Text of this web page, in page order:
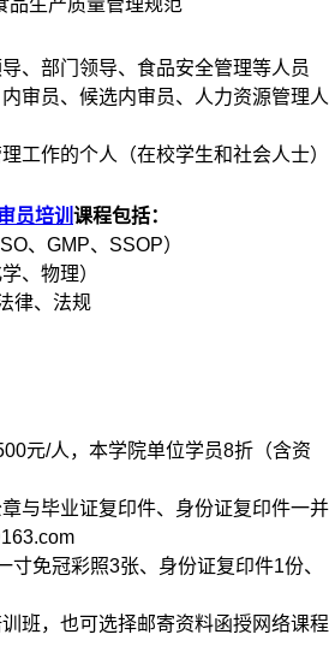
品生产质量管理规范
、部门领导、食品安全管理等人员
审员、候选内审员、人力资源管理人
工作的个人（在校学生和社会人士）
员培训 课程包括：
、GMP、SSOP）
、物理）
律、法规
元/人，本学院单位学员8折（含资
与毕业证复印件、身份证复印件一并
寸免冠彩照3张、身份证复印件1份、
班，也可选择邮寄资料函授网络课程